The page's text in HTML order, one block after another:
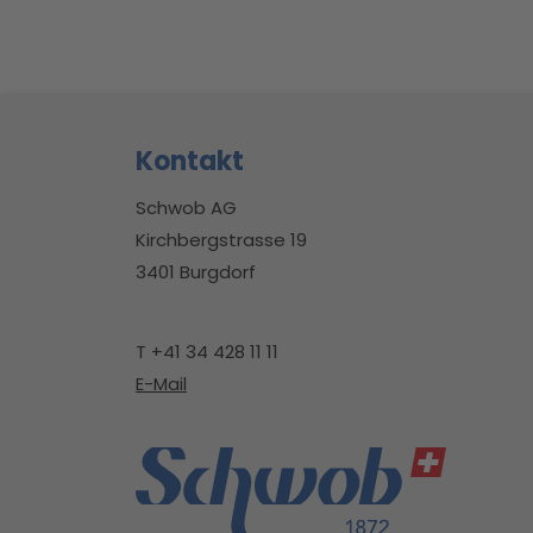
Kontakt
Schwob AG
Kirchbergstrasse 19
3401 Burgdorf
T +41 34 428 11 11
E-Mail